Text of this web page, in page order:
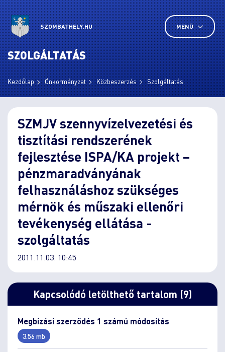
SZOMBATHELY.HU MENÜ
SZOLGÁLTATÁS
Kezdőlap Önkormányzat Közbeszerzés Szolgáltatás
SZMJV szennyvízelvezetési és
tisztítási rendszerének
fejlesztése ISPA/KA projekt –
pénzmaradványának
felhasználáshoz szükséges
mérnök és műszaki ellenőri
tevékenység ellátása -
szolgáltatás
2011.11.03. 10:45
Kapcsolódó letölthető tartalom (9)
Megbízási szerződés 1 számú módosítás
3.56 mb